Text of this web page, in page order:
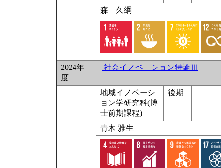
森 久綱
2024年
度
| 社会イノベーション特論Ⅲ
地域イノベーシ
ョン学研究科(博
士前期課程)
後期
青木 雅生